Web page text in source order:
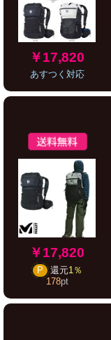
￥17,820
あすつく対応
￥17,820
P 還元1％
178pt